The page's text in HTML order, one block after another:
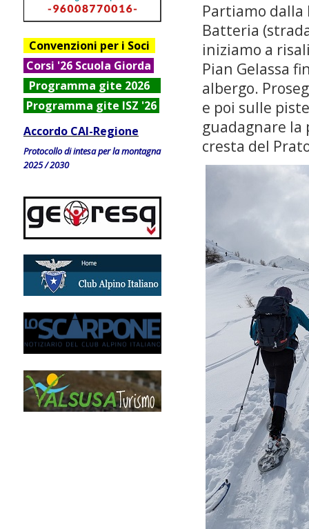
Convenzioni per i Soci
Corsi '26 Scuola Giorda
Programma gite 2026
Programma gite ISZ '26
Accordo CAI-Regione
Protocollo di intesa per la montagna
2025 / 2030
Partiamo dalla
Batteria
iniziamo a
Pian Gelassa
albergo.
e poi sulle
guadagnare la
cresta del